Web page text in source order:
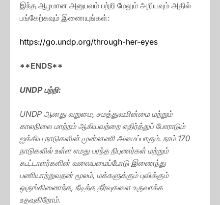
இந்த ஆழமான அனுபவம் பற்றி மேலும் அறியவும் அதில்
பங்கேற்கவும் இணையுங்கள்:
https://go.undp.org/through-her-eyes
**ENDS**
UNDP பற்றி:
UNDP ஆனது வறுமை, சமத்துவமின்மை மற்றும்
காலநிலை மாற்றம் ஆகியவற்றை எதிர்த்துப் போராடும்
ஐக்கிய நாடுகளின் முன்னணி அமைப்பாகும். நாம் 170
நாடுகளில் உள்ள எமது பரந்த நிபுணர்கள் மற்றும்
கூட்டாளர்களின் வலையமைப்போடு இணைந்து
பணியாற்றுவதன் மூலம், மக்களுக்கும் புவிக்கும்
ஒருங்கிணைந்த, நீடித்த தீர்வுகளை உருவாக்க
உதவுகிறோம்.